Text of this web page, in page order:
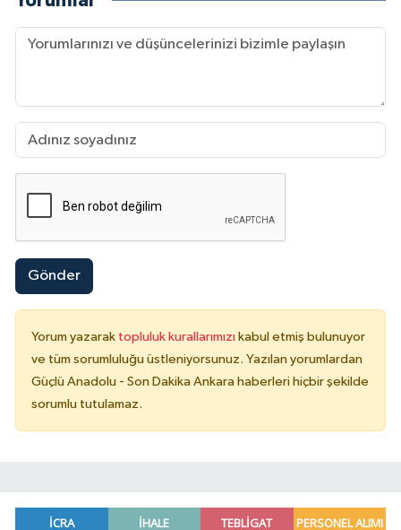
Gönder
Yorum yazarak topluluk kurallarımızı kabul etmiş bulunuyor
ve tüm sorumluluğu üstleniyorsunuz. Yazılan yorumlardan
Güçlü Anadolu - Son Dakika Ankara haberleri hiçbir şekilde
sorumlu tutulamaz.